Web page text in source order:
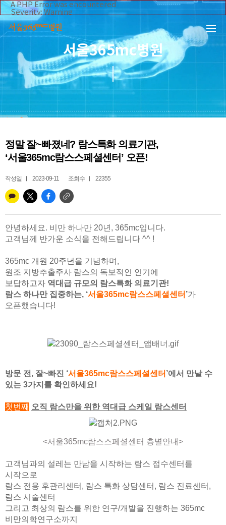
A PHP Error was encountered
Severity: Warning
Message: Invalid argument supplied for foreach()
Filename: _inc/header_body.php
Line Number: 108
File:
/home/suction/public_html/application/views/mobile/
Line: 108
Function: _error_handler
File:
/home/suction/public_html/application/views/mobile/
Line: 295
File:
/home/suction/public_html/application/core/
File:
/home/suction/public_html/application/controllers/
Line: 255
Function: view_print
Line: 327
본문 바로가기
서울365mc병원
정말 잘~빠졌네? 람스특화 의료기관,
‘서울365mc람스스페셜센터’ 오픈!
작성일 2023-09-11 조회수 22355
안녕하세요. 비만 하나만 20년, 365mc입니다.
고객님께 반가운 소식을 전해드립니다 ^^ !
365mc 개원 20주년을 기념하며,
원조 지방추출주사 람스의 독보적인 인기에
보답하고자 역대급 규모의 람스특화 의료기관!
람스 하나만 집중하는, ‘서울365mc람스스페셜센터 ’가
오픈했습니다!
방문 전, 잘~빠진 ‘서울365mc람스스페셜센터 ’에서 만날 수
있는 3가지를 확인하세요!
첫번째 오직 람스만을 위한 역대급 스케일 람스센터
<서울365mc람스스페셜센터 층별안내>
고객님과의 설레는 만남을 시작하는 람스 접수센터를
시작으로
람스 전용 후관리센터, 람스 특화 상담센터, 람스 진료센터,
람스 시술센터
그리고 최상의 람스를 위한 연구/개발을 진행하는 365mc
비만의학연구소까지